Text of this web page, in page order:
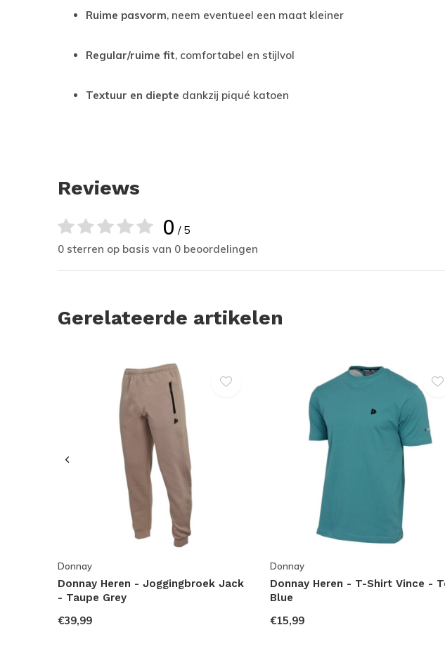
Ruime pasvorm, neem eventueel een maat kleiner
Regular/ruime fit, comfortabel en stijlvol
Textuur en diepte dankzij piqué katoen
Reviews
0 / 5
0 sterren op basis van 0 beoordelingen
Gerelateerde artikelen
Donnay
Donnay Heren - Joggingbroek Jack
- Taupe Grey
€39,99
Donnay
Donnay Heren - T-Shirt Vince -
Blue
€15,99